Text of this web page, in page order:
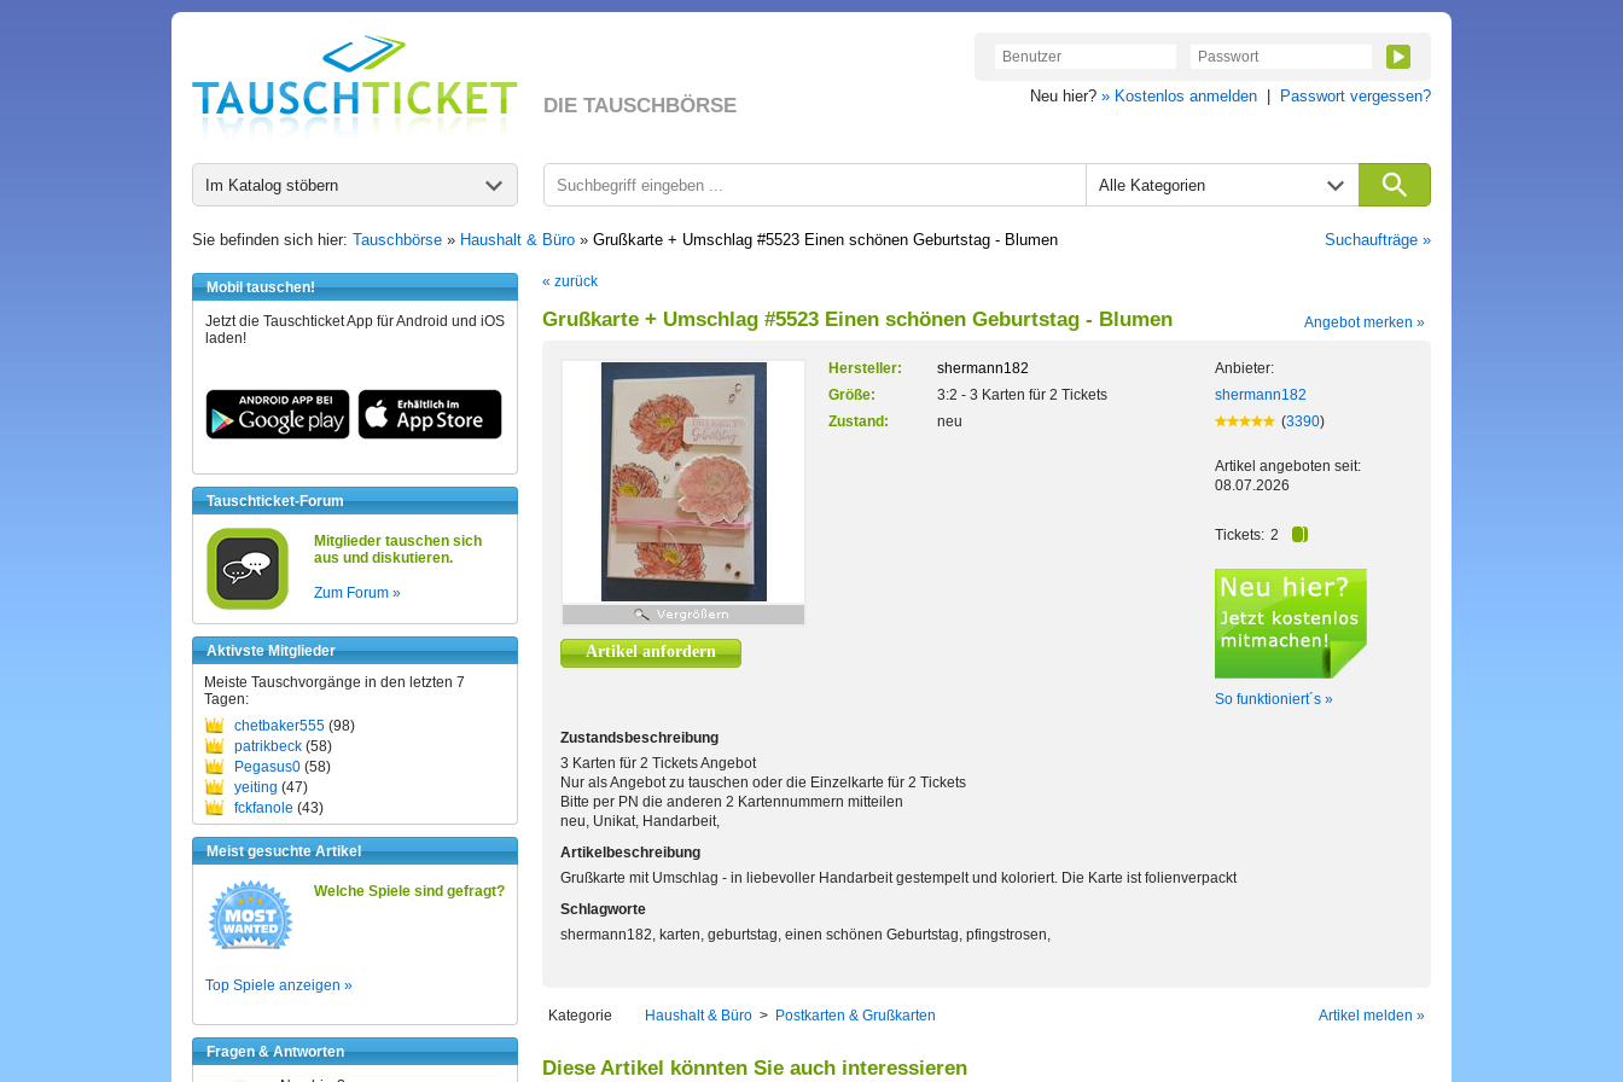
DIE TAUSCHBÖRSE Neu hier? » Kostenlos anmelden Passwort vergessen?
Im Katalog stöbern Alle Kategorien
Sie befinden sich hier: Tauschbörse » Haushalt & Büro » Grußkarte + Umschlag #5523 Einen schönen Geburtstag - Blumen Suchaufträge »
Mobil tauschen!
Jetzt die Tauschticket App für Android und iOS
laden!
Tauschticket-Forum
Mitglieder tauschen sich
aus und diskutieren.
Zum Forum »
Aktivste Mitglieder
Meiste Tauschvorgänge in den letzten 7
Tagen:
chetbaker555 (98)
patrikbeck (58)
Pegasus0 (58)
yeiting (47)
fckfanole (43)
Meist gesuchte Artikel
Welche Spiele sind gefragt?
Top Spiele anzeigen »
Fragen & Antworten
« zurück
Grußkarte + Umschlag #5523 Einen schönen Geburtstag - Blumen Angebot merken »
Artikel anfordern
Hersteller:
shermann182
Größe:
3:2 - 3 Karten für 2 Tickets
Zustand:
neu
Anbieter:
shermann182
(3390)
Artikel angeboten seit:
08.07.2026
Tickets: 2
So funktioniert´s »
Zustandsbeschreibung
3 Karten für 2 Tickets Angebot
Nur als Angebot zu tauschen oder die Einzelkarte für 2 Tickets
Bitte per PN die anderen 2 Kartennummern mitteilen
neu, Unikat, Handarbeit,
Artikelbeschreibung
Grußkarte mit Umschlag - in liebevoller Handarbeit gestempelt und koloriert. Die Karte ist folienverpackt
Schlagworte
shermann182, karten, geburtstag, einen schönen Geburtstag, pfingstrosen,
Kategorie Haushalt & Büro > Postkarten & Grußkarten Artikel melden »
Diese Artikel könnten Sie auch interessieren